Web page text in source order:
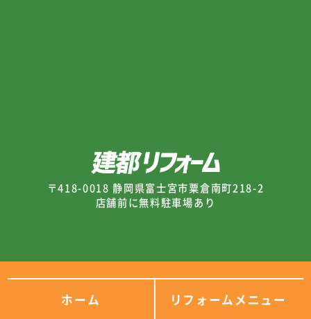
〒418-0018 静岡県富士宮市粟倉南町218-2
店舗前に無料駐車場あり
ホーム リフォームメニュー